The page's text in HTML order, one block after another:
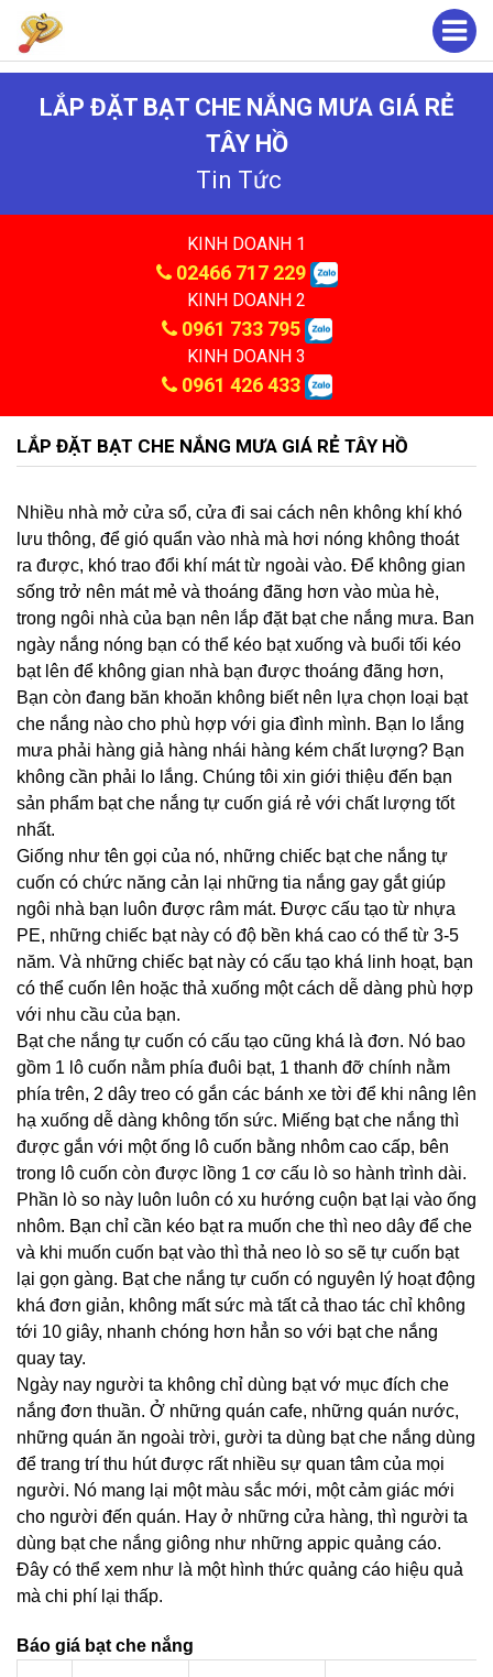
LẮP ĐẶT BẠT CHE NẮNG MƯA GIÁ RẺ
TÂY HỒ
Tin Tức
KINH DOANH 1
02466 717 229
KINH DOANH 2
0961 733 795
KINH DOANH 3
0961 426 433
LẮP ĐẶT BẠT CHE NẮNG MƯA GIÁ RẺ TÂY HỒ
Nhiều nhà mở cửa sổ, cửa đi sai cách nên không khí khó
lưu thông, để gió quẩn vào nhà mà hơi nóng không thoát
ra được, khó trao đổi khí mát từ ngoài vào. Để không gian
sống trở nên mát mẻ và thoáng đãng hơn vào mùa hè,
trong ngôi nhà của bạn nên lắp đặt bạt che nắng mưa. Ban
ngày nắng nóng bạn có thể kéo bạt xuống và buổi tối kéo
bạt lên để không gian nhà bạn được thoáng đãng hơn,
Bạn còn đang băn khoăn không biết nên lựa chọn loại bạt
che nắng nào cho phù hợp với gia đình mình. Bạn lo lắng
mưa phải hàng giả hàng nhái hàng kém chất lượng? Bạn
không cần phải lo lắng. Chúng tôi xin giới thiệu đến bạn
sản phẩm bạt che nắng tự cuốn giá rẻ với chất lượng tốt
nhất.
Giống như tên gọi của nó, những chiếc bạt che nắng tự
cuốn có chức năng cản lại những tia nắng gay gắt giúp
ngôi nhà bạn luôn được râm mát. Được cấu tạo từ nhựa
PE, những chiếc bạt này có độ bền khá cao có thể từ 3-5
năm. Và những chiếc bạt này có cấu tạo khá linh hoạt, bạn
có thể cuốn lên hoặc thả xuống một cách dễ dàng phù hợp
với nhu cầu của bạn.
Bạt che nắng tự cuốn có cấu tạo cũng khá là đơn. Nó bao
gồm 1 lô cuốn nằm phía đuôi bạt, 1 thanh đỡ chính nằm
phía trên, 2 dây treo có gắn các bánh xe tời để khi nâng lên
hạ xuống dễ dàng không tốn sức. Miếng bạt che nắng thì
được gắn với một ống lô cuốn bằng nhôm cao cấp, bên
trong lô cuốn còn được lồng 1 cơ cấu lò so hành trình dài.
Phần lò so này luôn luôn có xu hướng cuộn bạt lại vào ống
nhôm. Bạn chỉ cần kéo bạt ra muốn che thì neo dây để che
và khi muốn cuốn bạt vào thì thả neo lò so sẽ tự cuốn bạt
lại gọn gàng. Bạt che nắng tự cuốn có nguyên lý hoạt động
khá đơn giản, không mất sức mà tất cả thao tác chỉ không
tới 10 giây, nhanh chóng hơn hẳn so với bạt che nắng
quay tay.
Ngày nay người ta không chỉ dùng bạt vớ mục đích che
nắng đơn thuần. Ở những quán cafe, những quán nước,
những quán ăn ngoài trời, gười ta dùng bạt che nắng dùng
để trang trí thu hút được rất nhiều sự quan tâm của mọi
người. Nó mang lại một màu sắc mới, một cảm giác mới
cho người đến quán. Hay ở những cửa hàng, thì người ta
dùng bạt che nắng giông như những appic quảng cáo.
Đây có thể xem như là một hình thức quảng cáo hiệu quả
mà chi phí lại thấp.
Báo giá bạt che nắng